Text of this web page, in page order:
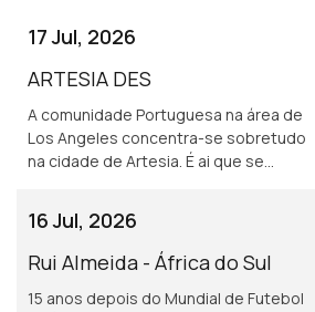
17 Jul, 2026
ARTESIA DES
A comunidade Portuguesa na área de
Los Angeles concentra-se sobretudo
na cidade de Artesia. É ai que se
Portugueses nos Estados Unidos.
16 Jul, 2026
Rui Almeida - África do Sul
15 anos depois do Mundial de Futebol